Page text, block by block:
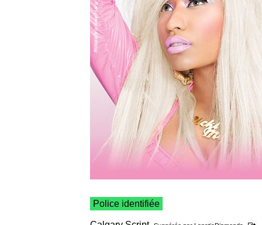
Police identifiée